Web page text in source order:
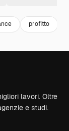
profitto
lavori. Oltre
e studi.